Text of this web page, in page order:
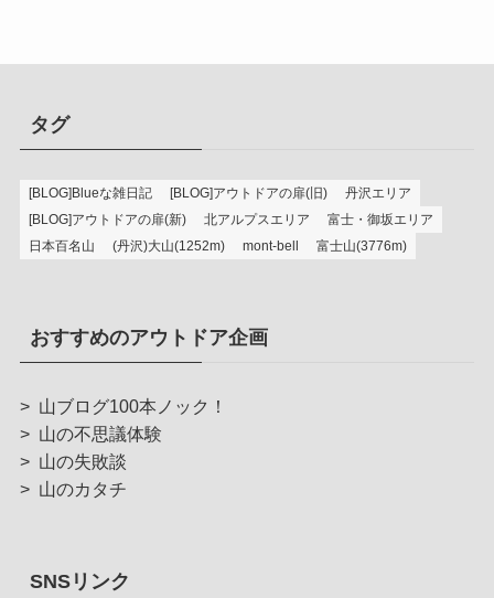
タグ
[BLOG]Blueな雑日記 [BLOG]アウトドアの扉(旧)
丹沢エリア
[BLOG]アウトドアの扉(新)
北アルプスエリア
富士・御坂エリア
日本百名山
(丹沢)大山(1252m) mont-bell 富士山(3776m)
おすすめのアウトドア企画
> 山ブログ100本ノック！
> 山の不思議体験
> 山の失敗談
> 山のカタチ
SNSリンク